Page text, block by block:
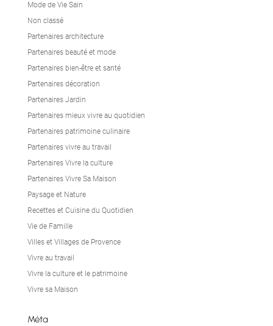
Mode de Vie Sain
Non classé
Partenaires architecture
Partenaires beauté et mode
Partenaires bien-être et santé
Partenaires décoration
Partenaires Jardin
Partenaires mieux vivre au quotidien
Partenaires patrimoine culinaire
Partenaires vivre au travail
Partenaires Vivre la culture
Partenaires Vivre Sa Maison
Paysage et Nature
Recettes et Cuisine du Quotidien
Vie de Famille
Villes et Villages de Provence
Vivre au travail
Vivre la culture et le patrimoine
Vivre sa Maison
Méta